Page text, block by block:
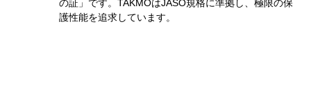
の証」です。TAKMOはJASO規格に準拠し、極限の保
護性能を追求しています。